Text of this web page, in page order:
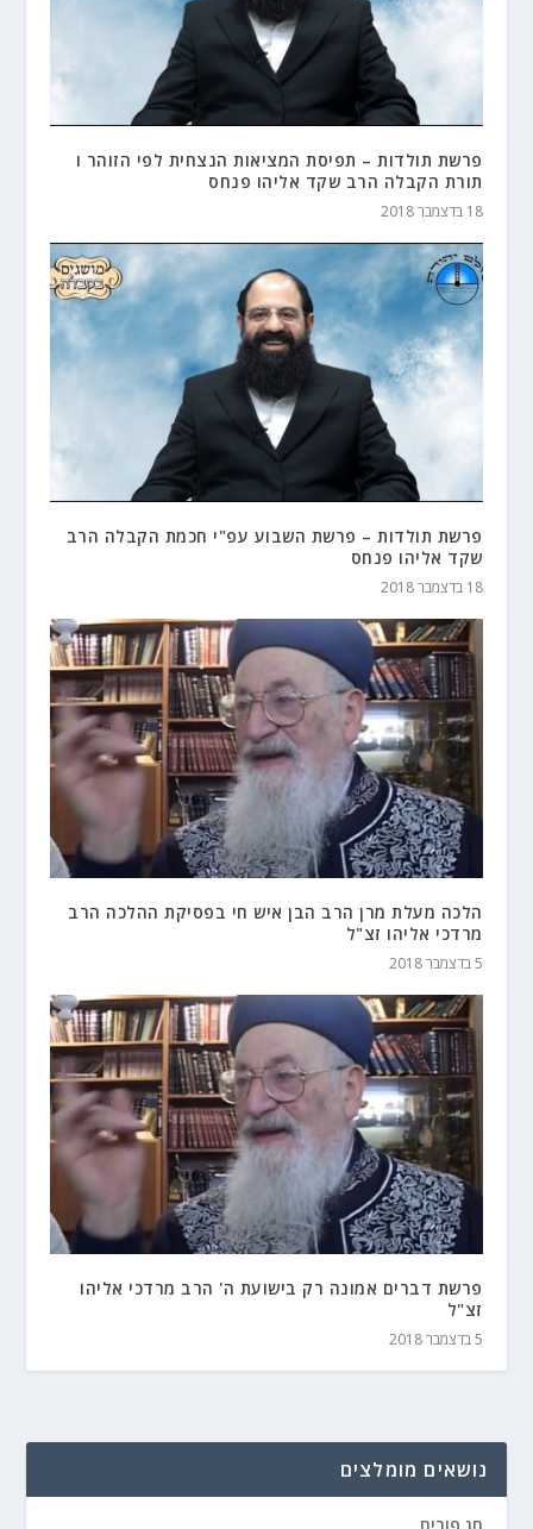
פרשת תולדות – תפיסת המציאות הנצחית לפי הזוהר ו
תורת הקבלה הרב שקד אליהו פנחס
18 בדצמבר 2018
פרשת תולדות – פרשת השבוע עפ"י חכמת הקבלה הרב
שקד אליהו פנחס
18 בדצמבר 2018
הלכה מעלת מרן הרב הבן איש חי בפסיקת ההלכה הרב
מרדכי אליהו זצ"ל
5 בדצמבר 2018
פרשת דברים אמונה רק בישועת ה' הרב מרדכי אליהו
זצ"ל
5 בדצמבר 2018
נושאים מומלצים
חג פורים